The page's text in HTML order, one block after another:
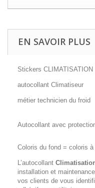
EN SAVOIR PLUS
Stickers CLIMATISATION
autocollant Climatiseur
métier technicien du froid
Autocollant avec
Coloris du fond = coloris
L’autocollant
installation et
vos clients de vous